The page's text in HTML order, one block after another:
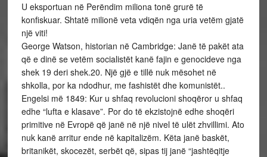
U eksportuan në Perëndim miliona tonë grurë të
konfiskuar. Shtatë milionë veta vdiqën nga uria vetëm gjatë
një viti!
George Watson, historian në Cambridge: Janë të pakët ata
që e dinë se vetëm socialistët kanë fajin e genocideve nga
shek 19 deri shek.20. Një gjë e tillë nuk mësohet në
shkolla, por ka ndodhur, me fashistët dhe komunistët..
Engelsi më 1849: Kur u shfaq revolucioni shoqëror u shfaq
edhe “lufta e klasave”. Por do të ekzistojnë edhe shoqëri
primitive në Evropë që janë në një nivel të ulët zhvillimi. Ato
nuk kanë arritur ende në kapitalizëm. Këta janë baskët,
britanikët, skocezët, serbët që, sipas tij janë “jashtëqitje